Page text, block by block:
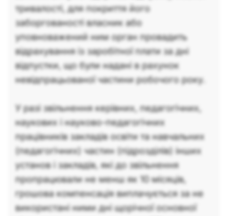
тривалості, для покриття його
заборгованості власник або
уповноважений ним орган провадить
відрахування із заробітної плати за дні
відпустки, що були надані в рахунок
невідпрацьованої частини робочого року.
У разі звільнення керівних, педагогічних,
наукових і науково-педагогічних
працівників закладів освіти та навчальних
(педагогічних) частин (підрозділів) інших
установ і закладів, які до звільнення
пропрацювали не менш як 10 місяців,
грошова компенсація виплачується за не
використані ними дні щорічної основної